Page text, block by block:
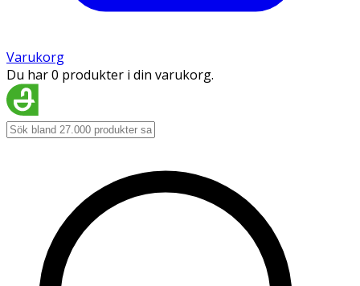
Varukorg
Du har 0 produkter i din varukorg.